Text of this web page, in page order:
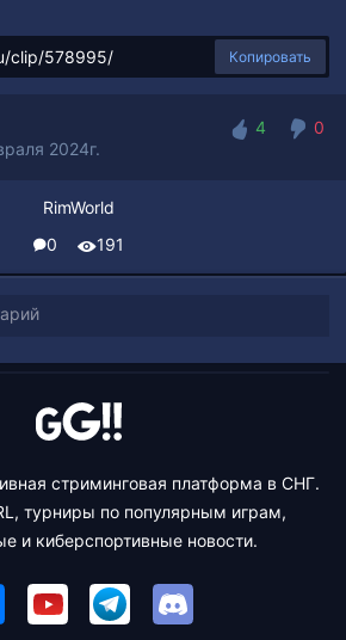
Копировать
2024г.
4
0
RimWorld
0
191
стриминговая платформа в СНГ.
турниры по популярным играм,
и киберспортивные новости.